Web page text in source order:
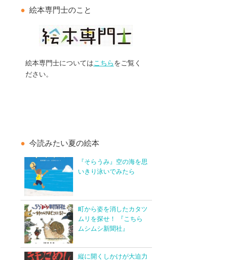
絵本専門士のこと
絵本専門士については こちら をご覧く
ださい。
今読みたい夏の絵本
『そらうみ』空の海を思
いきり泳いでみたら
町から姿を消したカタツ
ムリを探せ！ 『こちら
ムシムシ新聞社』
縦に開くしかけが大迫力